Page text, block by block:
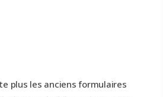
plus les anciens formulaires